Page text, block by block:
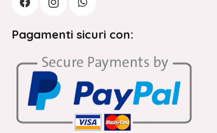
Pagamenti sicuri con: